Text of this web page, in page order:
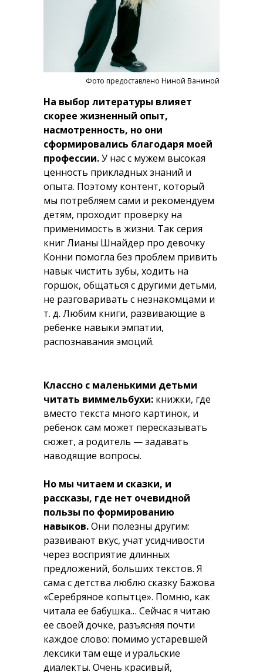
На выбор литературы влияет
скорее жизненный опыт,
насмотренность, но они
сформировались благодаря моей
профессии.У нас с мужем высокая
ценность прикладных знаний и
опыта. Поэтому контент, который
мы потребляем сами и рекомендуем
детям, проходит проверку на
применимость в жизни. Так серия
книг Лианы Шнайдер про девочку
Конни помогла без проблем привить
навык чистить зубы, ходить на
горшок, общаться с другими детьми,
не разговаривать с незнакомцами и
т. д. Любим книги, развивающие в
ребенке навыки эмпатии,
распознавания эмоций.
Фото предоставлено Ниной Ваниной
Классно с маленькими детьми
читать виммельбухи: книжки, где
вместо текста много картинок, и
ребенок сам может пересказывать
сюжет, а родитель — задавать
наводящие вопросы.
Но мы читаем и сказки, и
рассказы, где нет очевидной
пользы по формированию
навыков.Они полезны другим:
развивают вкус, учат усидчивости
через восприятие длинных
предложений, больших текстов. Я
сама с детства люблю сказку Бажова
«Серебряное копытце». Помню, как
читала ее бабушка… Сейчас я читаю
ее своей дочке, разъясняя почти
каждое слово: помимо устаревшей
лексики там еще и уральские
диалекты. Очень красивый,